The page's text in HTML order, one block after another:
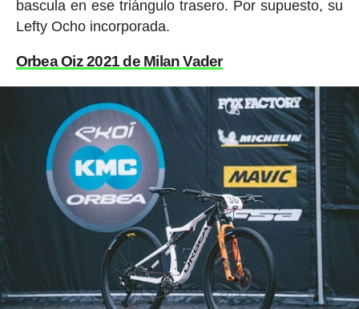
bascula en ese triángulo trasero. Por supuesto, su
Lefty Ocho incorporada.
Orbea Oiz 2021 de Milan Vader